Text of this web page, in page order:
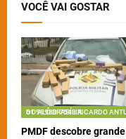
VOCÊ VAI GOSTAR
61 99983-7549 RICARDO ANTUNES DO ALÔ BRASÍLIA
PMDF descobre grande